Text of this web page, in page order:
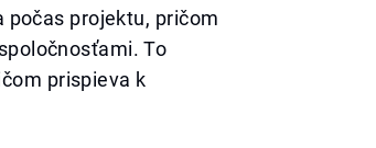
počas projektu, pričom
To
prispieva k